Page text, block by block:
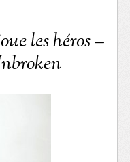
les héros –